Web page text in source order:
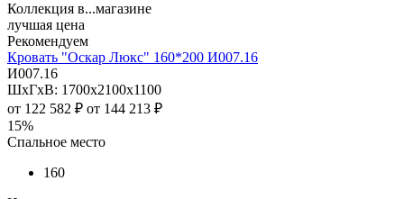
Коллекция в...магазине
лучшая цена
Рекомендуем
Кровать "Оскар Люкс" 160*200 И007.16
И007.16
ШхГхВ: 1700х2100х1100
от 122 582 ₽ от 144 213 ₽
15%
Спальное место
160